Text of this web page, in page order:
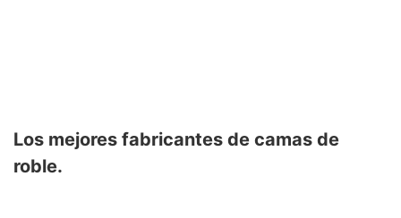
Los mejores fabricantes de camas de
roble.